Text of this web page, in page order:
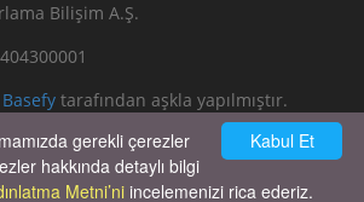
Bilişim A.Ş.
Basefy tarafından aşkla yapılmıştır.
Reklam Verin
Bize Yazın
Kabul Et
gerekli çerezler
hakkında detaylı bilgi
Metni’niincelemenizi rica ederiz.